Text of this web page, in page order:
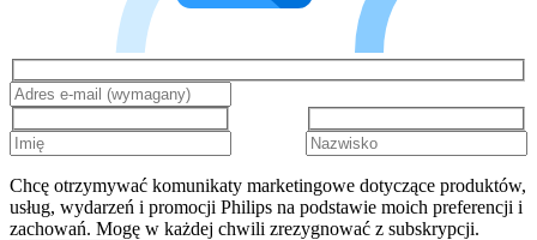
Chcę otrzymywać komunikaty marketingowe dotyczące produktów,
usług, wydarzeń i promocji Philips na podstawie moich preferencji i
zachowań. Mogę w każdej chwili zrezygnować z subskrypcji.